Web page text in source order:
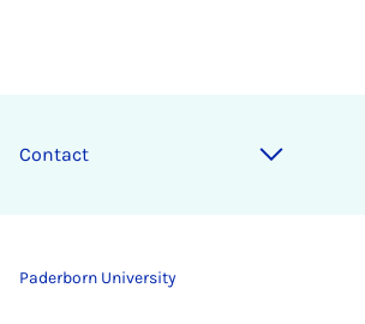
Contact
Paderborn University